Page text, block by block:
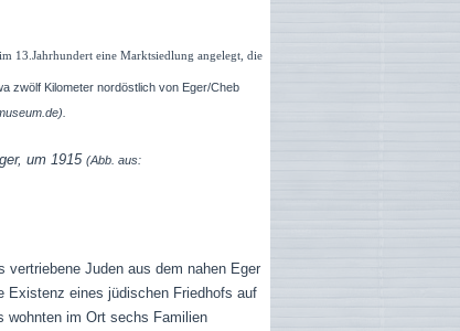
13.Jahrhundert eine Marktsiedlung angelegt, die
zwölf Kilometer nordöstlich von Eger/Cheb
um 1915(Abb. aus:
vertriebene Juden aus dem nahen Eger
Existenz eines jüdischen Friedhofs auf
wohnten im Ort sechs Familien